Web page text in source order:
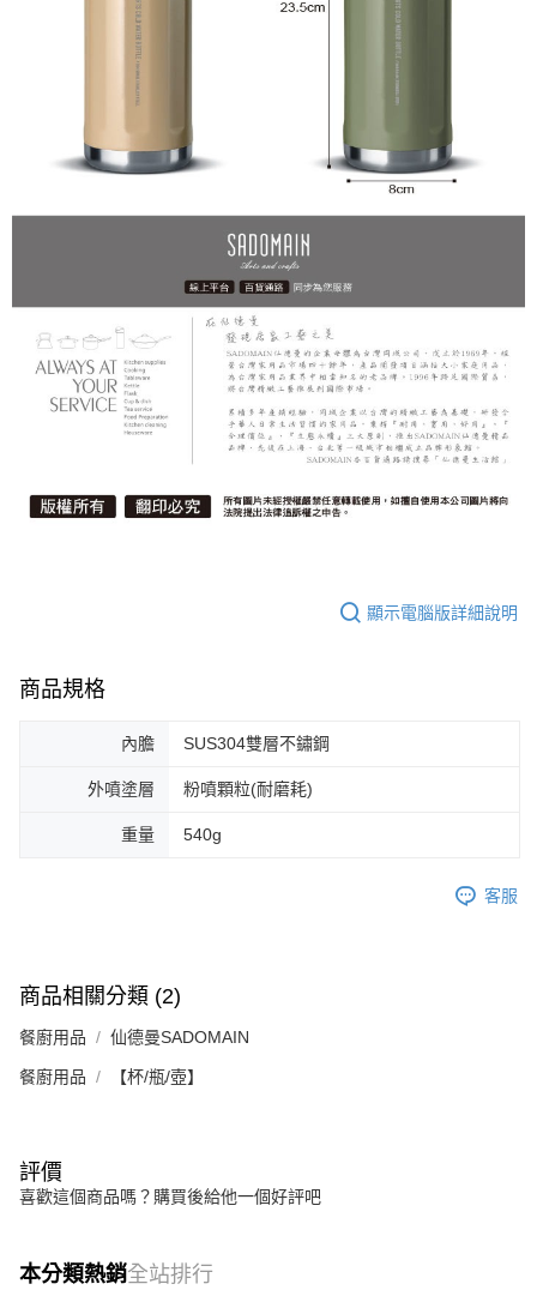
顯示電腦版詳細說明
商品規格
內膽 SUS304雙層不鏽鋼
外噴塗層 粉噴顆粒(耐磨耗)
重量 540g
客服
商品相關分類 (2)
餐廚用品 仙德曼SADOMAIN
餐廚用品 【杯/瓶/壺】
評價
喜歡這個商品嗎？購買後給他一個好評吧
本分類熱銷全站排行